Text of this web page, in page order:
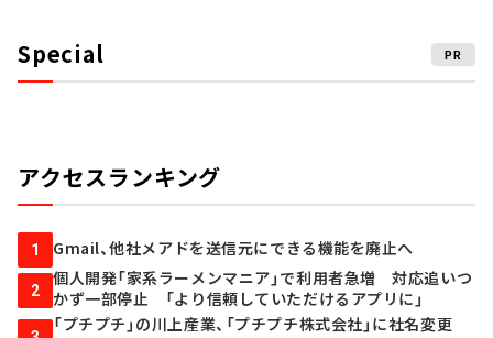
Special PR
アクセスランキング
1 Gmail、他社メアドを送信元にできる機能を廃止へ
2
個人開発「家系ラーメンマニア」で利用者急増 対応追いつ
かず一部停止 「より信頼していただけるアプリに」
「プチプチ」の川上産業、「プチプチ株式会社」に社名変更